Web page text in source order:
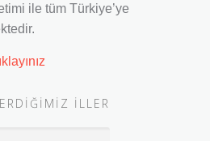
ile tüm Türkiye’ye
İLLER